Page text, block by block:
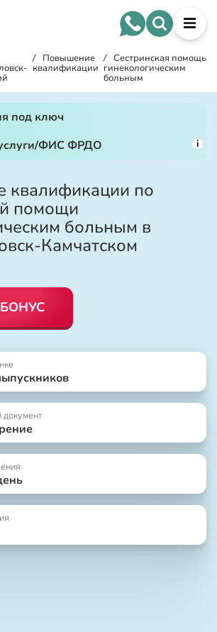
/ Повышение
квалификации
/ Сестринская помощь
гинекологическим
больным
под ключ
ФИС ФРДО
i
квалификации по
помощи
больным в
Камчатском